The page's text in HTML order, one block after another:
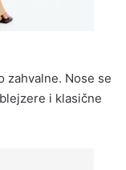
zahvalne. Nose se
i klasične